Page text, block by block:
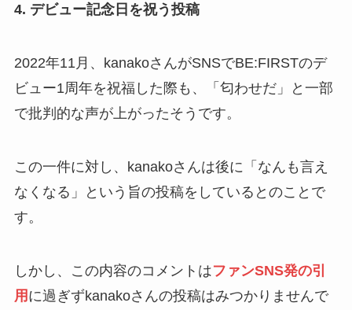
4. デビュー記念日を祝う投稿
2022年11月、kanakoさんがSNSでBE:FIRSTのデ
ビュー1周年を祝福した際も、「匂わせだ」と一部
で批判的な声が上がったそうです。
この一件に対し、kanakoさんは後に「なんも言え
なくなる」という旨の投稿をしているとのことで
す。
しかし、この内容のコメントはファンSNS発の引
用 に過ぎずkanakoさんの投稿はみつかりませんで